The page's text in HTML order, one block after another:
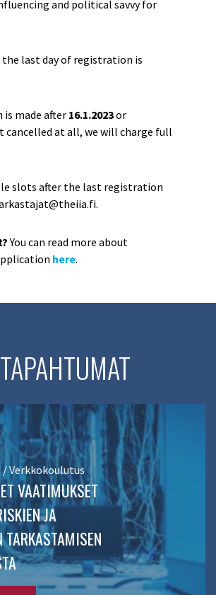
and political savvy for
last day of registration is
is made after 16.1.2023or
at all, we will charge full
slots after the last registration
You can read more about
here.
/ Verkkokoulutus
VAATIMUKSET
JA
TARKASTAMISEN